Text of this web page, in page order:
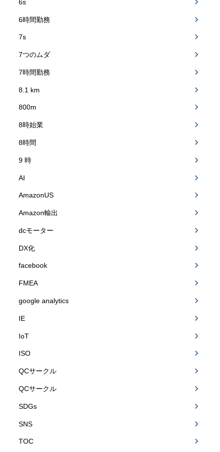
6s
6時間勤務
7s
7つのムダ
7時間勤務
8.1 km
800m
8時始業
8時間
9 時
AI
AmazonUS
Amazon輸出
dcモーター
DX化
facebook
FMEA
google analytics
IE
IoT
ISO
QCサークル
QCサークル
SDGs
SNS
TOC